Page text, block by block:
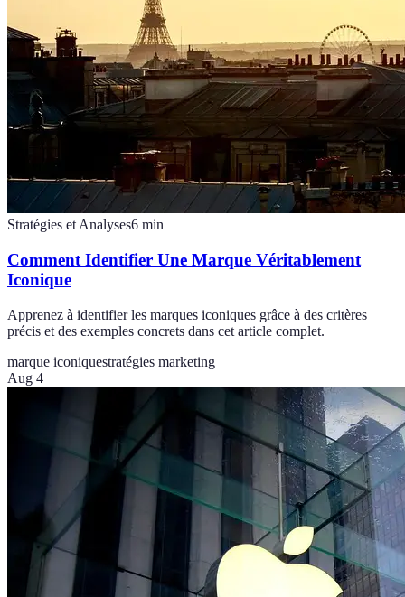
Stratégies et Analyses6 min
Comment Identifier Une Marque Véritablement
Iconique
Apprenez à identifier les marques iconiques grâce à des critères
précis et des exemples concrets dans cet article complet.
marque iconiquestratégies marketing
Aug 4